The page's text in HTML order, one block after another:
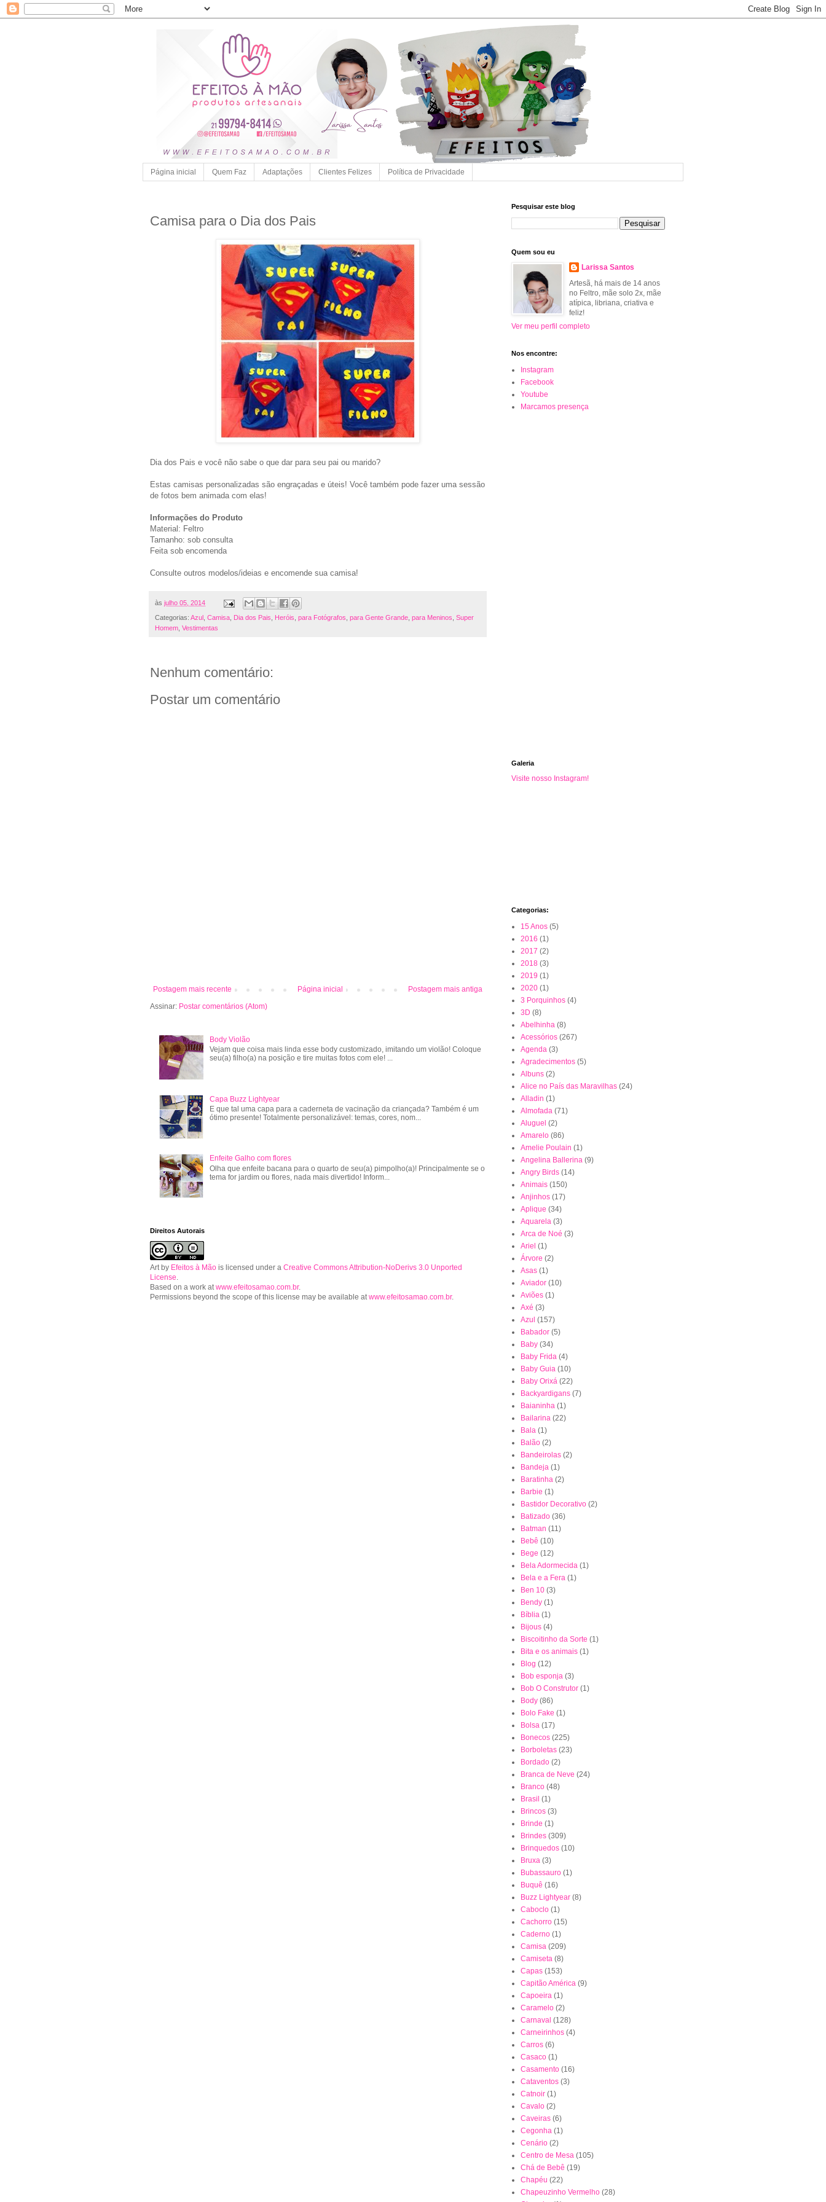
Página inicial Quem Faz Adaptações Clientes Felizes Política de Privacidade
Camisa para o Dia dos Pais
Dia dos Pais e você não sabe o que dar para seu pai ou marido?
Estas camisas personalizadas são engraçadas e úteis! Você também pode fazer uma sessão
de fotos bem animada com elas!
Informações do Produto
Material: Feltro
Tamanho: sob consulta
Feita sob encomenda
Consulte outros modelos/ideias e encomende sua camisa!
às julho 05, 2014
Categorias: Azul , Camisa, Dia dos Pais, Heróis, para Fotógrafos, para Gente Grande, para Meninos, Super
Homem, Vestimentas
Nenhum comentário:
Postar um comentário
Postagem mais recente Postagem mais antiga
Página inicial
Assinar: Postar comentários (Atom)
Body Violão
Vejam que coisa mais linda esse body customizado, imitando um violão! Coloque
seu(a) filho(a) na posição e tire muitas fotos com ele! ...
Capa Buzz Lightyear
E que tal uma capa para a caderneta de vacinação da criançada? Também é um
ótimo presente! Totalmente personalizável: temas, cores, nom...
Enfeite Galho com flores
Olha que enfeite bacana para o quarto de seu(a) pimpolho(a)! Principalmente se o
tema for jardim ou flores, nada mais divertido! Inform...
Direitos Autorais
Art by Efeitos à Mão is licensed under a Creative Commons Attribution-NoDerivs 3.0 Unported
License
Based on a work at www.efeitosamao.com.br.
Permissions beyond the scope of this license may be available at www.efeitosamao.com.br.
Pesquisar este blog
Quem sou eu
Larissa Santos
Artesã, há mais de 14 anos
no Feltro, mãe solo 2x, mãe
atípica, libriana, criativa e
feliz!
Ver meu perfil completo
Nos encontre:
Instagram
Facebook
Youtube
Marcamos presença
Galeria
Visite nosso Instagram!
Categorias:
15 Anos (5)
2016 (1)
2017 (2)
2018 (3)
2019 (1)
2020 (1)
3 Porquinhos (4)
3D (8)
Abelhinha (8)
Acessórios (267)
Agenda (3)
Agradecimentos (5)
Albuns (2)
Alice no País das Maravilhas (24)
Alladin (1)
Almofada (71)
Aluguel (2)
Amarelo (86)
Amelie Poulain (1)
Angelina Ballerina (9)
Angry Birds (14)
Animais (150)
Anjinhos (17)
Aplique (34)
Aquarela (3)
Arca de Noé (3)
Ariel (1)
Árvore (2)
Asas (1)
Aviador (10)
Aviões (1)
Axé (3)
Azul (157)
Babador (5)
Baby (34)
Baby Frida (4)
Baby Guia (10)
Baby Orixá (22)
Backyardigans (7)
Baianinha (1)
Bailarina (22)
Bala (1)
Balão (2)
Bandeirolas (2)
Bandeja (1)
Baratinha (2)
Barbie (1)
Bastidor Decorativo (2)
Batizado (36)
Batman (11)
Bebê (10)
Bege (12)
Bela Adormecida (1)
Bela e a Fera (1)
Ben 10 (3)
Bendy (1)
Bíblia (1)
Bijous (4)
Biscoitinho da Sorte (1)
Bita e os animais (1)
Blog (12)
Bob esponja (3)
Bob O Construtor (1)
Body (86)
Bolo Fake (1)
Bolsa (17)
Bonecos (225)
Borboletas (23)
Bordado (2)
Branca de Neve (24)
Branco (48)
Brasil (1)
Brincos (3)
Brinde (1)
Brindes (309)
Brinquedos (10)
Bruxa (3)
Bubassauro (1)
Buquê (16)
Buzz Lightyear (8)
Caboclo (1)
Cachorro (15)
Caderno (1)
Camisa (209)
Camiseta (8)
Capas (153)
Capitão América (9)
Capoeira (1)
Caramelo (2)
Carnaval (128)
Carneirinhos (4)
Carros (6)
Casaco (1)
Casamento (16)
Cataventos (3)
Catnoir (1)
Cavalo (2)
Caveiras (6)
Cegonha (1)
Cenário (2)
Centro de Mesa (105)
Chá de Bebê (19)
Chapéu (22)
Chapeuzinho Vermelho (28)